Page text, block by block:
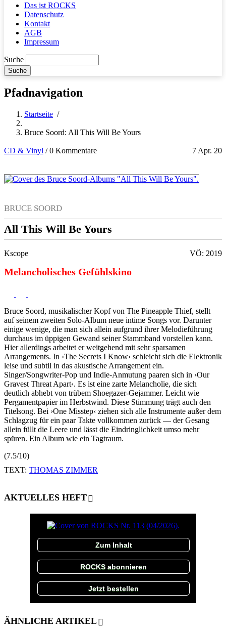
Das ist ROCKS
Datenschutz
Kontakt
AGB
Impressum
Suche
Pfadnavigation
Startseite /
Bruce Soord: All This Will Be Yours
CD & Vinyl 7 Apr. 20
/0 Kommentare
BRUCE SOORD
All This Will Be Yours
Kscope VÖ: 2019
Melancholisches Gefühlskino
Bruce Soord, musikalischer Kopf von The Pineapple Thief, stellt
auf seinem zweiten Solo-Album neue intime Songs vor. Darunter
einige wenige, die man sich allein aufgrund ihrer Melodieführung
durchaus im üppigen Gewand seiner Stammband vorstellen kann.
Hier allerdings arbeitet er weitgehend mit sehr sparsamen
Arrangements. In ›The Secrets I Know‹ schleicht sich die Elektronik
leise und subtil in das akustische Arrangement ein.
Singer/Songwriter-Pop und Indie-Anmutung paaren sich in ›Our
Gravest Threat Apart‹. Es ist eine zarte Melancholie, die sich
deutlich abhebt von trübem Shoegazer-Gejammer. Leicht wie
Pergamentpapier im Herbstwind. Diese Stimmung trägt auch den
Titelsong. Bei ›One Misstep‹ ziehen sich alle Instrumente außer dem
Schlagzug für ein paar Takte vollkommen zurück — der Gesang
allein füllt die Leere und lässt die Eindringlichkeit umso mehr
spüren. Ein Album wie ein Tagtraum.
(7.5/10)
TEXT: THOMAS ZIMMER
AKTUELLES HEFT
Zum Inhalt
ROCKS abonnieren
Jetzt bestellen
ÄHNLICHE ARTIKEL